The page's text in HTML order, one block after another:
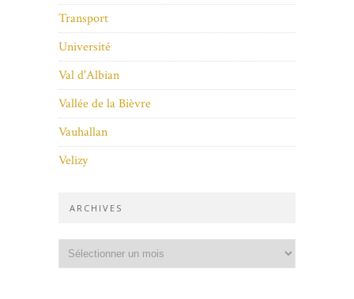
Transport
Université
Val d'Albian
Vallée de la Bièvre
Vauhallan
Velizy
ARCHIVES